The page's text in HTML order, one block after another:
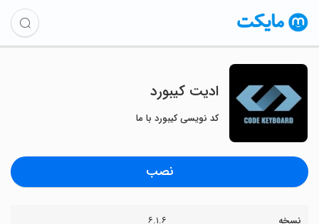
ادیت کیبورد
کد نویسی کیبورد با ما
نصب
نسخه ۶.۱.۶